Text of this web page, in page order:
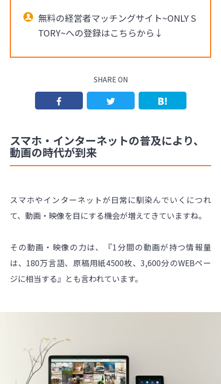
無料の経営者マッチングサイト~ONLY S
TORY~への登録はこちらから↓
SHARE ON
スマホ・インターネットの普及により、
動画の時代が到来
スマホやインターネットが日常に馴染んでいくにつれ
て、動画・映像を目にする機会が増えてきていますね。
その動画・映像の力は、『1分間の動画が持つ情報量
は、180万言語、原稿用紙4500枚、3,600分のWEBペー
ジに相当する』とも言われています。